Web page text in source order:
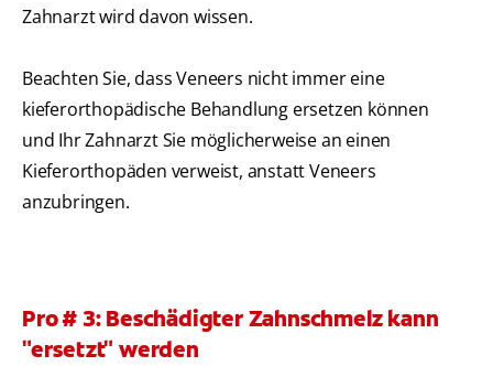
Zahnarzt wird davon wissen.
Beachten Sie, dass Veneers nicht immer eine
kieferorthopädische Behandlung ersetzen können
und Ihr Zahnarzt Sie möglicherweise an einen
Kieferorthopäden verweist, anstatt Veneers
anzubringen.
Pro # 3: Beschädigter Zahnschmelz kann
"ersetzt" werden